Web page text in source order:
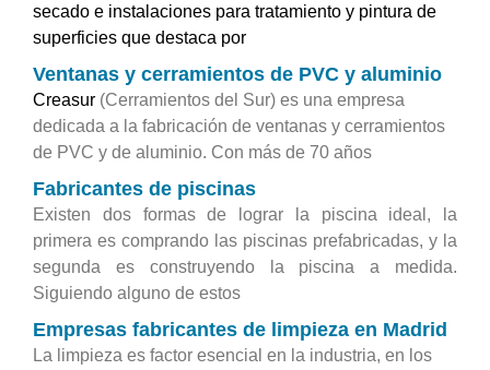
secado e instalaciones para tratamiento y pintura de
superficies que destaca por
Ventanas y cerramientos de PVC y aluminio
Creasur (Cerramientos del Sur) es una empresa
dedicada a la fabricación de ventanas y cerramientos
de PVC y de aluminio. Con más de 70 años
Fabricantes de piscinas
Existen dos formas de lograr la piscina ideal, la
primera es comprando las piscinas prefabricadas, y la
segunda es construyendo la piscina a medida.
Siguiendo alguno de estos
Empresas fabricantes de limpieza en Madrid
La limpieza es factor esencial en la industria, en los